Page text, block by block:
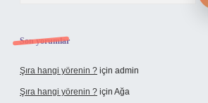
Son yorumlar
Şıra hangi yörenin ? için admin
Şıra hangi yörenin ? için Ağa